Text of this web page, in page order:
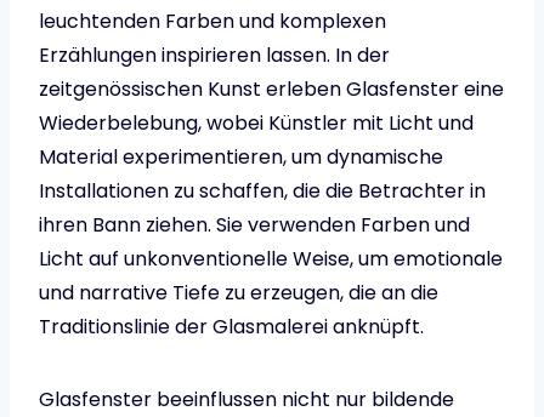
leuchtenden Farben und komplexen
Erzählungen inspirieren lassen. In der
zeitgenössischen Kunst erleben Glasfenster eine
Wiederbelebung, wobei Künstler mit Licht und
Material experimentieren, um dynamische
Installationen zu schaffen, die die Betrachter in
ihren Bann ziehen. Sie verwenden Farben und
Licht auf unkonventionelle Weise, um emotionale
und narrative Tiefe zu erzeugen, die an die
Traditionslinie der Glasmalerei anknüpft.
Glasfenster beeinflussen nicht nur bildende